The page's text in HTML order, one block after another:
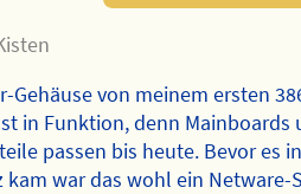
Gehäuse von meinem ersten
in Funktion, denn Mainboards
passen bis heute. Bevor es in
kam war das wohl ein Netware-